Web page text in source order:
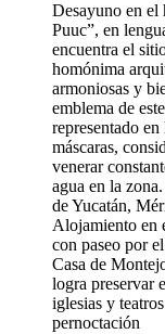
Desayuno en el
Puuc”, en
encuentra el
homónima
armoniosas y
emblema de
representado
máscaras,
venerar
agua en la
de Yucatán,
Alojamiento en
con paseo por
Casa de
logra preservar
iglesias y
pernoctación